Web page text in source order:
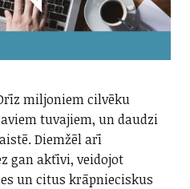
miljoniem cilvēku
tuvajiem, un daudzi
Diemžēl arī
gan aktīvi, veidojot
un citus krāpnieciskus